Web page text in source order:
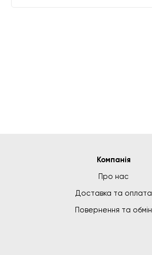
Компанія
Про нас
Доставка та оплата
Повернення та обмін